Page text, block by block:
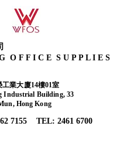
O F F I C E S U P P L I E S
業大廈14樓01室
Industrial Building, 33
Hong Kong
7155​ TEL: 2461 6700